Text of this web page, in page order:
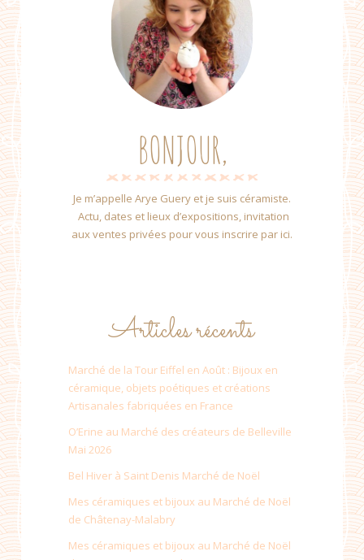
BONJOUR,
Je m’appelle Arye Guery et je suis céramiste.
Actu, dates et lieux d’expositions, invitation
aux ventes privées pour vous inscrire par ici.
Articles récents
Marché de la Tour Eiffel en Août : Bijoux en
céramique, objets poétiques et créations
Artisanales fabriquées en France
O’Erine au Marché des créateurs de Belleville
Mai 2026
Bel Hiver à Saint Denis Marché de Noël
Mes céramiques et bijoux au Marché de Noël
de Châtenay-Malabry
Mes céramiques et bijoux au Marché de Noël